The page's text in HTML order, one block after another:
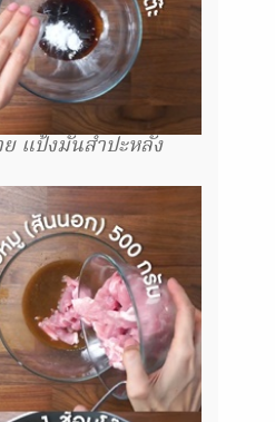
แป้งมันสำปะหลัง